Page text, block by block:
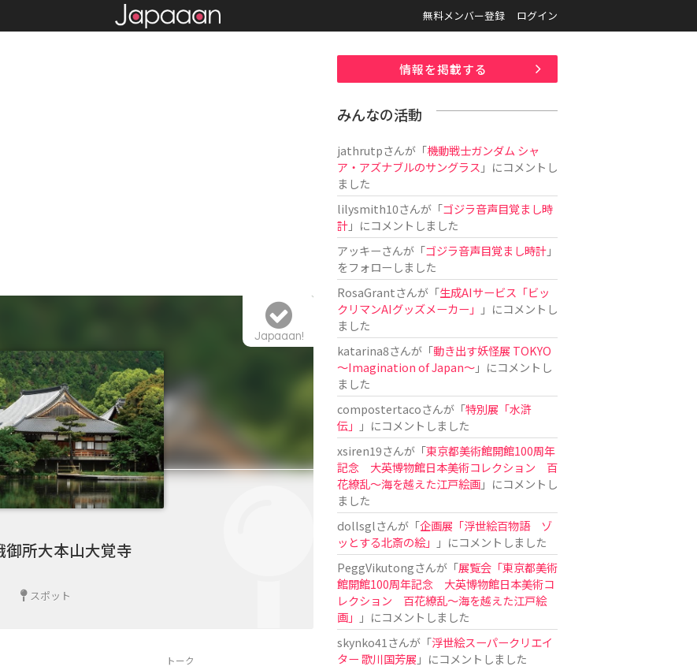
無料メンバー登録 ログイン
御所大本山大覚寺
スポット
Japaaan!
トーク
情報を掲載する
みんなの活動
jathrutpさんが「機動戦士ガンダム シャ
ア・アズナブルのサングラス 」にコメントし
ました
lilysmith10さんが「ゴジラ音声目覚まし時
計」にコメントしました
アッキーさんが「ゴジラ音声目覚まし時計」
をフォローしました
RosaGrantさんが「生成AIサービス「ビッ
クリマンAIグッズメーカー」
」にコメントし
ました
katarina8さんが「動き出す妖怪展 TOKYO
〜Imagination of Japan〜」にコメントし
ました
compostertacoさんが「特別展「水滸
伝」
」にコメントしました
xsiren19さんが「東京都美術館開館100周年
記念 大英博物館日本美術コレクション 百
花繚乱～海を越えた江戸絵画」にコメントし
ました
dollsglさんが「企画展「浮世絵百物語 ゾ
ッとする北斎の絵」
」にコメントしました
PeggVikutongさんが「展覧会「東京都美術
館開館100周年記念 大英博物館日本美術コ
レクション 百花繚乱〜海を越えた江戸絵
画」
」にコメントしました
skynko41 さんが「浮世絵スーパークリエイ
ター 歌川国芳展 」にコメントしました